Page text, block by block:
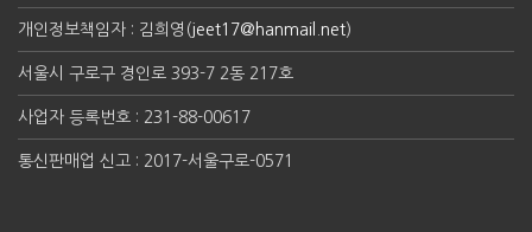
개인정보책임자 : 김희영(jeet17@hanmail.net)
서울시 구로구 경인로 393-7 2동 217호
사업자 등록번호 : 231-88-00617
통신판매업 신고 : 2017-서울구로-0571